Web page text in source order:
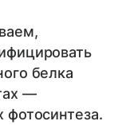
белка
—
фотосинтеза.